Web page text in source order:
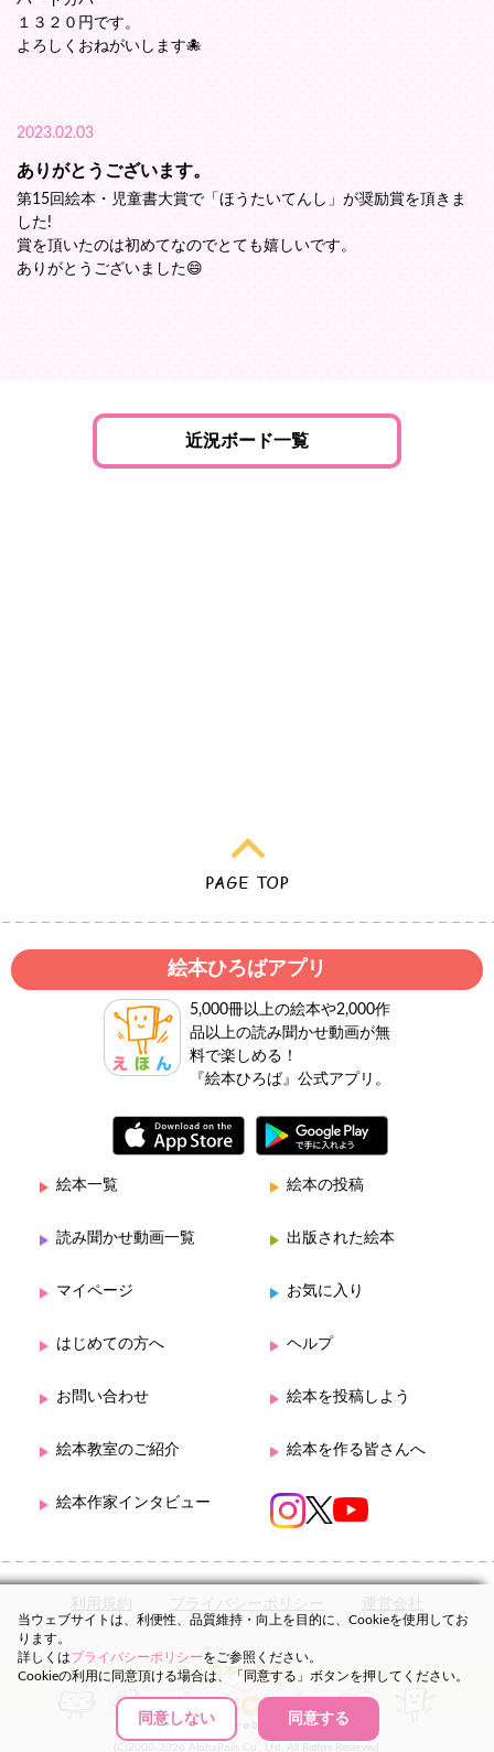
１３２０円です。
よろしくおねがいします🐙
2023.02.03
ありがとうございます。
第15回絵本・児童書大賞で「ほうたいてんし」が奨励賞を頂きま
した!
賞を頂いたのは初めてなのでとても嬉しいです。
ありがとうございました😄
近況ボード一覧
絵本ひろばアプリ
5,000冊以上の絵本や2,000作
品以上の読み聞かせ動画が無
料で楽しめる！
『絵本ひろば』公式アプリ。
絵本一覧 絵本の投稿
読み聞かせ動画一覧 出版された絵本
マイページ お気に入り
はじめての方へ ヘルプ
お問い合わせ 絵本を投稿しよう
絵本教室のご紹介 絵本を作る皆さんへ
絵本作家インタビュー
利用規約 プライバシーポリシー 運営会社
(C)2000-2026 AlphaPolis Co., Ltd. All Rights Reserved.
当ウェブサイトは、利便性、品質維持・向上を目的に、Cookieを使用してお
ります。
詳しくはプライバシーポリシーをご参照ください。
Cookieの利用に同意頂ける場合は、「同意する」ボタンを押してください。
同意しない 同意する